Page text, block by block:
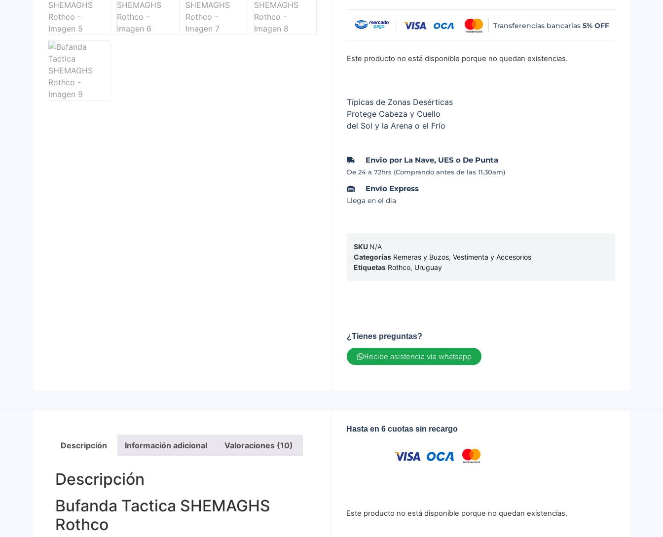
Transferencias bancarias 5% OFF
Este producto no está disponible porque no quedan existencias.
Típicas de Zonas Desérticas
Protege Cabeza y Cuello
del Sol y la Arena o el Frío
Envio por La Nave, UES o De Punta
De 24 a 72hrs (Comprando antes de las 11.30am)
Envío Express
Llega en el dia
SKU N/A
Categorías Remeras y Buzos, Vestimenta y Accesorios
Etiquetas Rothco, Uruguay
¿Tienes preguntas?
Recibe asistencia vía whatsapp
Descripción Información adicional Valoraciones (10)
Descripción
Bufanda Tactica SHEMAGHS
Rothco
Hasta en 6 cuotas sin recargo
Este producto no está disponible porque no quedan existencias.